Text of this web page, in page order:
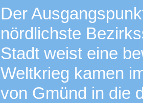
Der
nördlichste
Stadt weist eine
Weltkrieg kamen
von Gmünd in die